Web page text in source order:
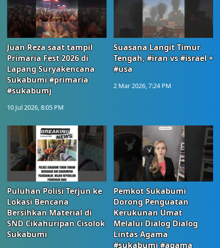
Juan Reza saat tampil
Primaria Fest 2026 di
Lapang Suryakencana
Sukabumi #primaria
#sukabumj
10 Jul 2026, 8:05 PM
Suasana Langit Timur
Tengah, #iran vs #israel +
#usa
2 Mar 2026, 7:24 PM
Puluhan Polisi Terjun ke
Lokasi Bencana
Bersihkan Material di
SND Cikahuripan Cisolok
Sukabumi
Pemkot Sukabumi
Dorong Penguatan
Kerukunan Umat
Melalui Dialog Dialog
Lintas Agama
#sukabumi #agama